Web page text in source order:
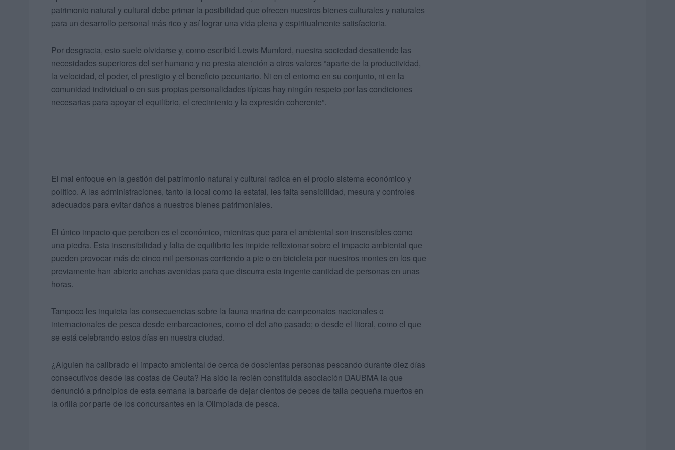
patrimonio natural y cultural debe primar la posibilidad que ofrecen nuestros bienes culturales y naturales
para un desarrollo personal más rico y así lograr una vida plena y espiritualmente satisfactoria.
Por desgracia, esto suele olvidarse y, como escribió Lewis Mumford, nuestra sociedad desatiende las
necesidades superiores del ser humano y no presta atención a otros valores “aparte de la productividad,
la velocidad, el poder, el prestigio y el beneficio pecuniario. Ni en el entorno en su conjunto, ni en la
comunidad individual o en sus propias personalidades típicas hay ningún respeto por las condiciones
necesarias para apoyar el equilibrio, el crecimiento y la expresión coherente”.
El mal enfoque en la gestión del patrimonio natural y cultural radica en el propio sistema económico y
político. A las administraciones, tanto la local como la estatal, les falta sensibilidad, mesura y controles
adecuados para evitar daños a nuestros bienes patrimoniales.
El único impacto que perciben es el económico, mientras que para el ambiental son insensibles como
una piedra. Esta insensibilidad y falta de equilibrio les impide reflexionar sobre el impacto ambiental que
pueden provocar más de cinco mil personas corriendo a pie o en bicicleta por nuestros montes en los que
previamente han abierto anchas avenidas para que discurra esta ingente cantidad de personas en unas
horas.
Tampoco les inquieta las consecuencias sobre la fauna marina de campeonatos nacionales o
internacionales de pesca desde embarcaciones, como el del año pasado; o desde el litoral, como el que
se está celebrando estos días en nuestra ciudad.
¿Alguien ha calibrado el impacto ambiental de cerca de doscientas personas pescando durante diez días
consecutivos desde las costas de Ceuta? Ha sido la recién constituida asociación DAUBMA la que
denunció a principios de esta semana la barbarie de dejar cientos de peces de talla pequeña muertos en
la orilla por parte de los concursantes en la Olimpiada de pesca.